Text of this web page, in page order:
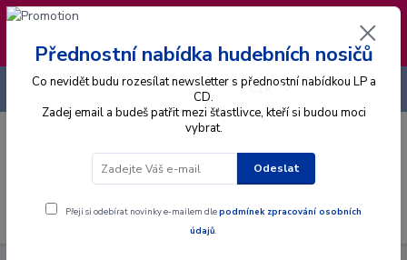
❣️ Od 4.8. do 13.8. čerpám dovolenou. Datum
expedice objednávek se posouvá na pátek
14.8.2026 🐋
Menu
CZK
+420 725 736 293
Přednostní nabídka hudebních nosičů
Co nevidět budu rozesílat newsletter s přednostní nabídkou LP a
CD.
Zadej email a budeš patřit mezi šťastlivce, kteří si budou moci
vybrat.
Odeslat
Přeji si odebírat novinky e-mailem dlepodmínek zpracování osobních
údajů.